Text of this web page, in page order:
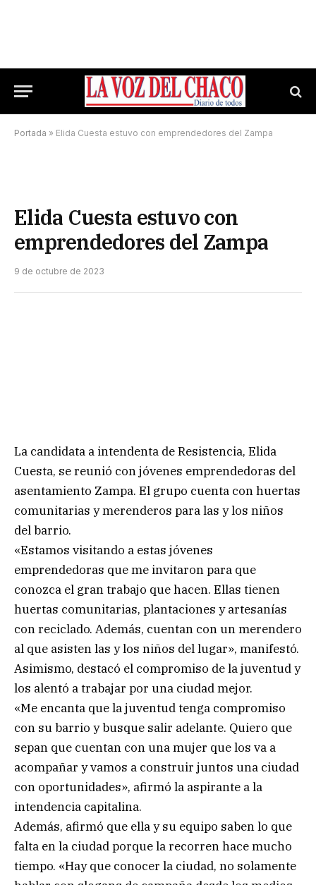
Portada » Elida Cuesta estuvo con emprendedores del Zampa
Elida Cuesta estuvo con
emprendedores del Zampa
9 de octubre de 2023
La candidata a intendenta de Resistencia, Elida
Cuesta, se reunió con jóvenes emprendedoras del
asentamiento Zampa. El grupo cuenta con huertas
comunitarias y merenderos para las y los niños
del barrio.
«Estamos visitando a estas jóvenes
emprendedoras que me invitaron para que
conozca el gran trabajo que hacen. Ellas tienen
huertas comunitarias, plantaciones y artesanías
con reciclado. Además, cuentan con un merendero
al que asisten las y los niños del lugar», manifestó.
Asimismo, destacó el compromiso de la juventud y
los alentó a trabajar por una ciudad mejor.
«Me encanta que la juventud tenga compromiso
con su barrio y busque salir adelante. Quiero que
sepan que cuentan con una mujer que los va a
acompañar y vamos a construir juntos una ciudad
con oportunidades», afirmó la aspirante a la
intendencia capitalina.
Además, afirmó que ella y su equipo saben lo que
falta en la ciudad porque la recorren hace mucho
tiempo. «Hay que conocer la ciudad, no solamente